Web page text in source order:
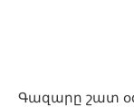
Գազարը շատ